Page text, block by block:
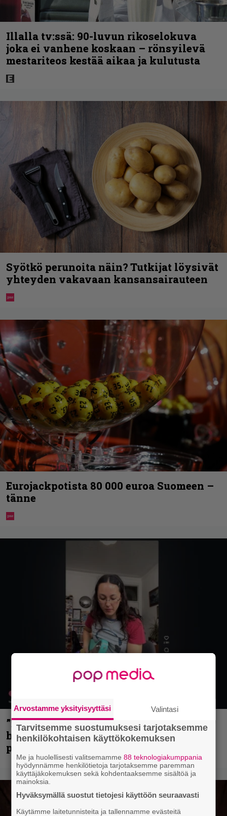
Illalla tv:ssä: 90-luvun rikoselokuva
joka ei vanhene koskaan – rönsyilevä
mestariteos kestää aikaa ja kulutusta
Syötkö perunoita näin? Tutkijat löysivät
yhteyden vakavaan kansansairauteen
Eurojackpotista 80 000 euroa Suomeen –
tänne
”Mitalini näyttää ihan plektralta” –
huippu-uimari jamittelee Megadethiä
palkinnollaan
Arvostamme yksityisyyttäsi Valintasi
Tarvitsemme suostumuksesi tarjotaksemme
henkilökohtaisen käyttökokemuksen
Me ja huolellisesti valitsemamme88 teknologiakumppania
hyödynnämme henkilötietoja tarjotaksemme paremman
käyttäjäkokemuksen sekä kohdentaaksemme sisältöä ja
mainoksia.
Hyväksymällä suostut tietojesi käyttöön seuraavasti
Käytämme laitetunnisteita ja tallennamme evästeitä